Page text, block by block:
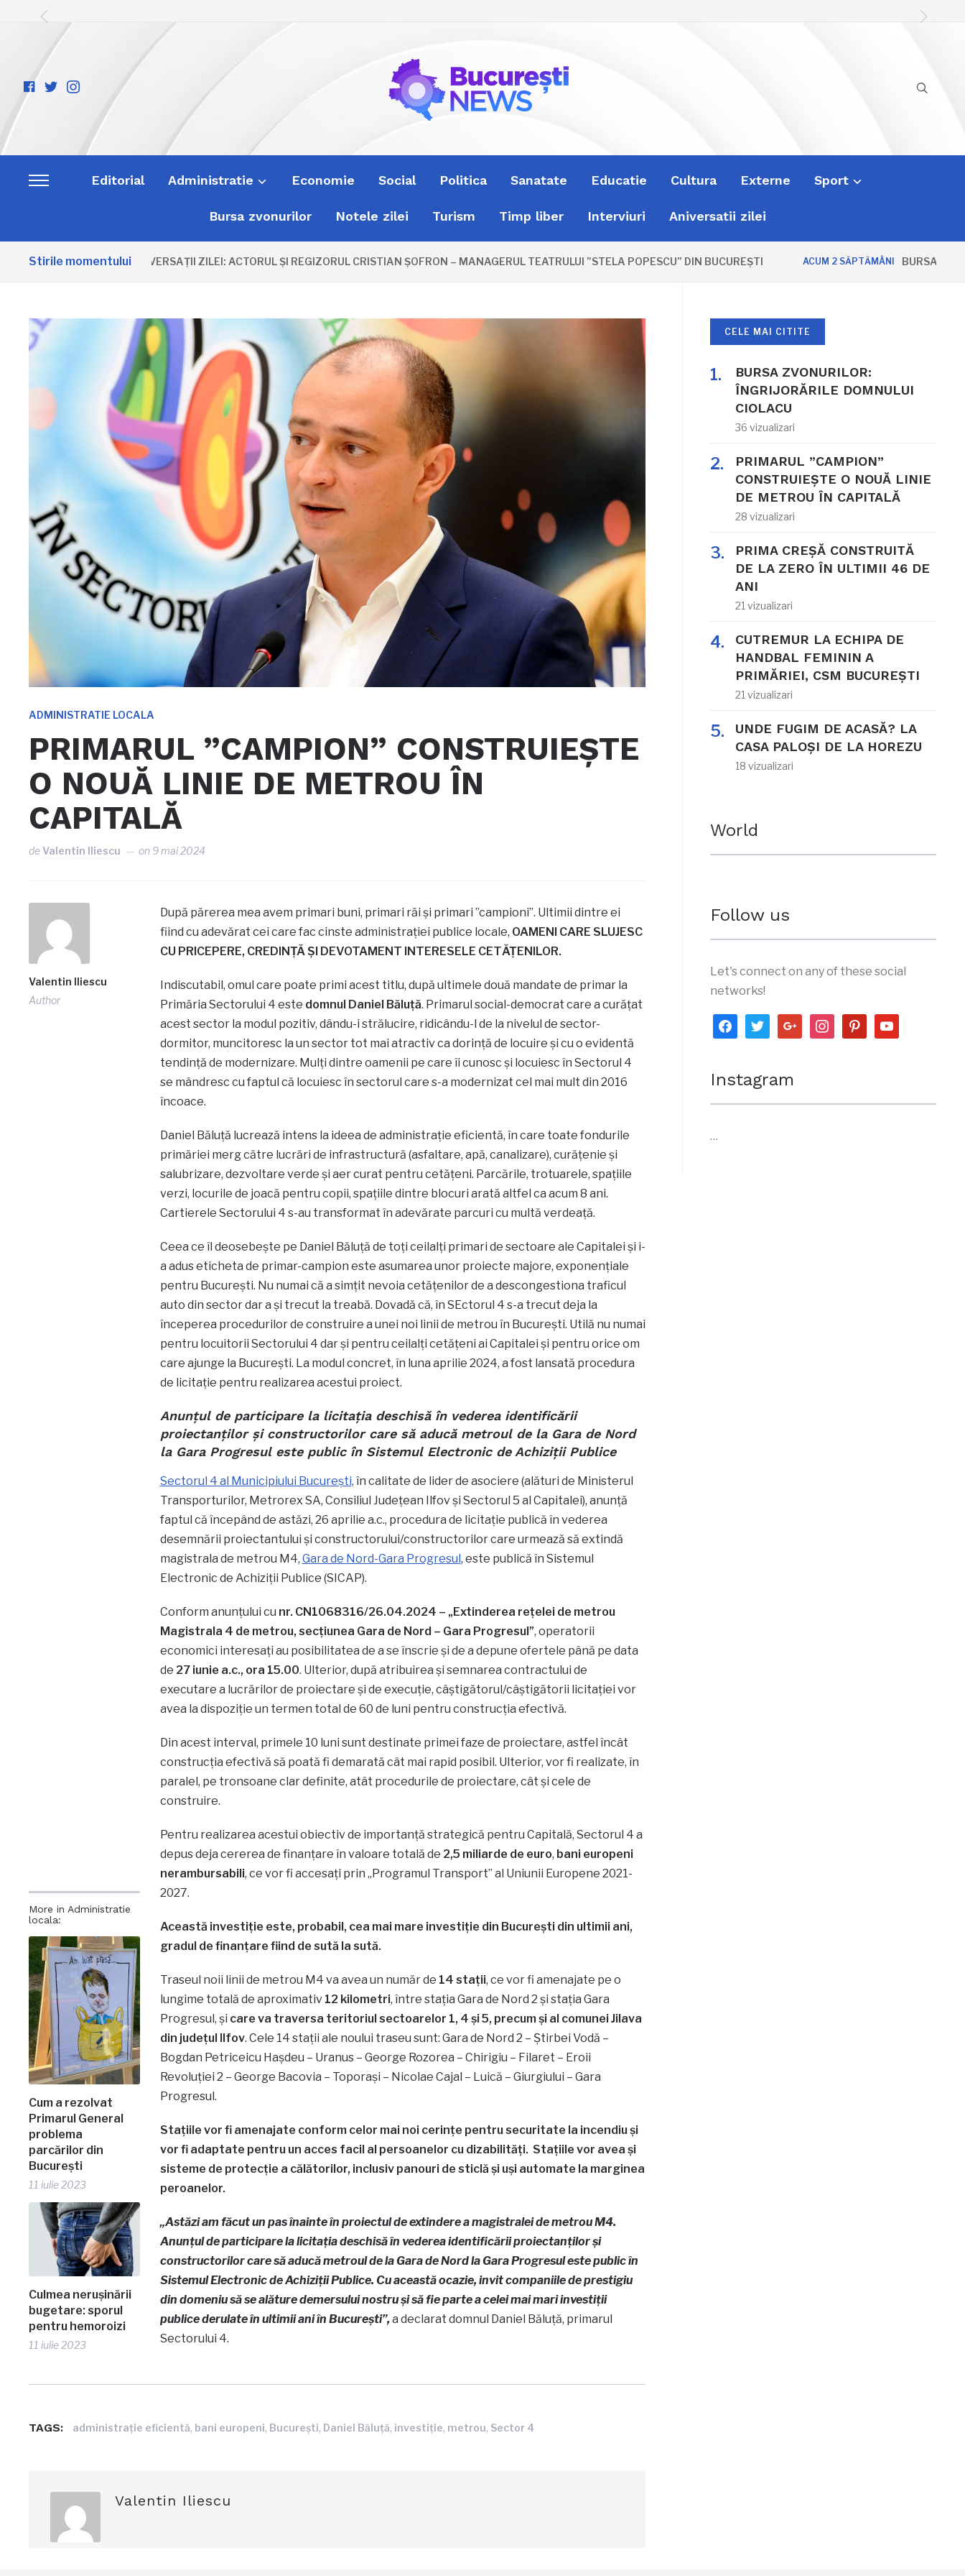
facebook-
official
twitterinstagram
Toggle
Editorial Administratie Economie Social Politica Sanatate Educatie Cultura Externe Sport
Bursa zvonurilor Notele zilei Turism Timp liber Interviuri Aniversatii zilei
Stirile momentuluiANIVERSAȚII ZILEI: ACTORUL ȘI REGIZORUL CRISTIAN ȘOFRON – MANAGERUL TEATRULUI ”STELA POPESCU” DIN BUCUREȘTI ACUM 2 SĂPTĂMÂNI BURSA
ADMINISTRATIE LOCALA
PRIMARUL ”CAMPION” CONSTRUIEȘTE
O NOUĂ LINIE DE METROU ÎN
CAPITALĂ
deValentin Iliescu on 9 mai 2024
Valentin Iliescu
Author
More in Administratie
locala:
Cum a rezolvat
Primarul General
problema
parcărilor din
București
11 iulie 2023
Culmea nerușinării
bugetare: sporul
pentru hemoroizi
11 iulie 2023
După părerea mea avem primari buni, primari răi și primari ”campioni”. Ultimii dintre ei
fiind cu adevărat cei care fac cinste administrației publice locale, OAMENI CARE SLUJESC
CU PRICEPERE, CREDINȚĂ ȘI DEVOTAMENT INTERESELE CETĂȚENILOR.
Indiscutabil, omul care poate primi acest titlu, după ultimele două mandate de primar la
Primăria Sectorului 4 este domnul Daniel Băluță. Primarul social-democrat care a curățat
acest sector la modul pozitiv, dându-i strălucire, ridicându-l de la nivelul de sector-
dormitor, muncitoresc la un sector tot mai atractiv ca dorință de locuire și cu o evidentă
tendință de modernizare. Mulți dintre oamenii pe care îi cunosc și locuiesc în Sectorul 4
se mândresc cu faptul că locuiesc în sectorul care s-a modernizat cel mai mult din 2016
încoace.
Daniel Băluță lucrează intens la ideea de administrație eficientă, în care toate fondurile
primăriei merg către lucrări de infrastructură (asfaltare, apă, canalizare), curățenie și
salubrizare, dezvoltare verde și aer curat pentru cetățeni. Parcările, trotuarele, spațiile
verzi, locurile de joacă pentru copii, spațiile dintre blocuri arată altfel ca acum 8 ani.
Cartierele Sectorului 4 s-au transformat în adevărate parcuri cu multă verdeață.
Ceea ce îl deosebește pe Daniel Băluță de toți ceilalți primari de sectoare ale Capitalei și i-
a adus eticheta de primar-campion este asumarea unor proiecte majore, exponențiale
pentru București. Nu numai că a simțit nevoia cetățenilor de a descongestiona traficul
auto din sector dar a și trecut la treabă. Dovadă că, în SEctorul 4 s-a trecut deja la
începerea procedurilor de construire a unei noi linii de metrou în București. Utilă nu numai
pentru locuitorii Sectorului 4 dar și pentru ceilalți cetățeni ai Capitalei și pentru orice om
care ajunge la București. La modul concret, în luna aprilie 2024, a fost lansată procedura
de licitație pentru realizarea acestui proiect.
Anunțul de participare la licitația deschisă în vederea identificării
proiectanților și constructorilor care să aducă metroul de la Gara de Nord
la Gara Progresul este public în Sistemul Electronic de Achiziții Publice
Sectorul 4 al Municipiului București, în calitate de lider de asociere (alături de Ministerul
Transporturilor, Metrorex SA, Consiliul Județean Ilfov și Sectorul 5 al Capitalei), anunță
faptul că începând de astăzi, 26 aprilie a.c., procedura de licitație publică în vederea
desemnării proiectantului și constructorului/constructorilor care urmează să extindă
magistrala de metrou M4, Gara de Nord-Gara Progresul, este publică în Sistemul
Electronic de Achiziții Publice (SICAP).
Conform anunțului cu nr. CN1068316/26.04.2024 – „Extinderea rețelei de metrou
Magistrala 4 de metrou, secțiunea Gara de Nord – Gara Progresul”, operatorii
economici interesați au posibilitatea de a se înscrie și de a depune ofertele până pe data
de 27 iunie a.c., ora 15.00. Ulterior, după atribuirea și semnarea contractului de
executare a lucrărilor de proiectare și de execuție, câștigătorul/câștigătorii licitației vor
avea la dispoziție un termen total de 60 de luni pentru construcția efectivă.
Din acest interval, primele 10 luni sunt destinate primei faze de proiectare, astfel încât
construcția efectivă să poată fi demarată cât mai rapid posibil. Ulterior, vor fi realizate, în
paralel, pe tronsoane clar definite, atât procedurile de proiectare, cât și cele de
construire.
Pentru realizarea acestui obiectiv de importanță strategică pentru Capitală, Sectorul 4 a
depus deja cererea de finanțare în valoare totală de 2,5 miliarde de euro, bani europeni
nerambursabili, ce vor fi accesați prin „Programul Transport” al Uniunii Europene 2021-
2027.
Această investiție este, probabil, cea mai mare investiție din București din ultimii ani,
gradul de finanțare fiind de sută la sută.
Traseul noii linii de metrou M4 va avea un număr de 14 stații, ce vor fi amenajate pe o
lungime totală de aproximativ 12 kilometri, între stația Gara de Nord 2 și stația Gara
Progresul, și care va traversa teritoriul sectoarelor 1, 4 și 5, precum și al comunei Jilava
din județul Ilfov. Cele 14 stații ale noului traseu sunt: Gara de Nord 2 – Știrbei Vodă –
Bogdan Petriceicu Hașdeu – Uranus – George Rozorea – Chirigiu – Filaret – Eroii
Revoluției 2 – George Bacovia – Toporași – Nicolae Cajal – Luică – Giurgiului – Gara
Progresul.
Stațiile vor fi amenajate conform celor mai noi cerințe pentru securitate la incendiu și
vor fi adaptate pentru un acces facil al persoanelor cu dizabilități. Stațiile vor avea și
sisteme de protecție a călătorilor, inclusiv panouri de sticlă și uși automate la marginea
peroanelor.
„Astăzi am făcut un pas înainte în proiectul de extindere a magistralei de metrou M4.
Anunțul de participare la licitația deschisă în vederea identificării proiectanților și
constructorilor care să aducă metroul de la Gara de Nord la Gara Progresul este public în
Sistemul Electronic de Achiziții Publice. Cu această ocazie, invit companiile de prestigiu
din domeniu să se alăture demersului nostru și să fie parte a celei mai mari investiții
publice derulate în ultimii ani în București”, a declarat domnul Daniel Băluță, primarul
Sectorului 4.
TAGS: administrație eficientă, bani europeni, București, Daniel Băluță, investiție, metrou, Sector 4
Valentin Iliescu
CELE MAI CITITE
BURSA ZVONURILOR:
ÎNGRIJORĂRILE DOMNULUI
CIOLACU
36 vizualizari
PRIMARUL ”CAMPION”
CONSTRUIEȘTE O NOUĂ LINIE
DE METROU ÎN CAPITALĂ
28 vizualizari
PRIMA CREȘĂ CONSTRUITĂ
DE LA ZERO ÎN ULTIMII 46 DE
ANI
21 vizualizari
CUTREMUR LA ECHIPA DE
HANDBAL FEMININ A
PRIMĂRIEI, CSM BUCUREȘTI
21 vizualizari
UNDE FUGIM DE ACASĂ? LA
CASA PALOȘI DE LA HOREZU
18 vizualizari
World
Follow us
Let's connect on any of these social
networks!
facebooktwittergoogle instagrampinterestyoutube
Instagram
…